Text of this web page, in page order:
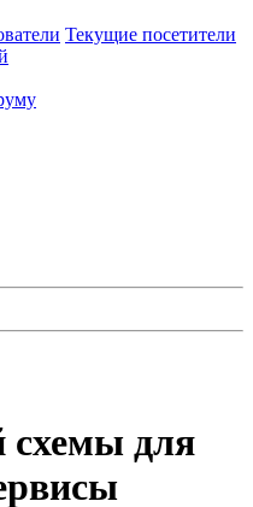
Текущие посетители
схемы для